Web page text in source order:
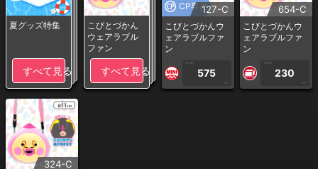
夏グッズ特集
すべて見る
こびとづかん
ウェアラブル
ファン
すべて見る
CP専用127-C
こびとづかんウ
ェアラブルファ
ン
1PLAY
575
CP
654-C
こびとづかんウ
ェアラブルファ
ン
1PLAY
230
CP
324-C